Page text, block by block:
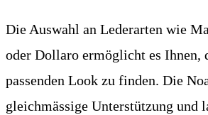
Die Auswahl an Lederarten wie
oder Dollaro ermöglicht es Ihnen,
passenden Look zu finden. Die
gleichmässige Unterstützung und